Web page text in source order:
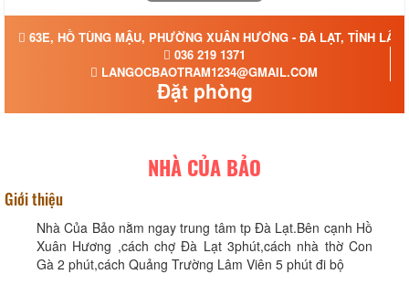
63E, HỒ TÙNG MẬU, PHƯỜNG XUÂN HƯƠNG - ĐÀ LẠT, TỈNH LÂM
036 219 1371
LANGOCBAOTRAM1234@GMAIL.COM
Đặt phòng
NHÀ CỦA BẢO
Giới thiệu
Nhà Của Bảo nằm ngay trung tâm tp Đà Lạt.Bên cạnh Hồ
Xuân Hương ,cách chợ Đà Lạt 3phút,cách nhà thờ Con
Gà 2 phút,cách Quảng Trường Lâm Viên 5 phút đi bộ